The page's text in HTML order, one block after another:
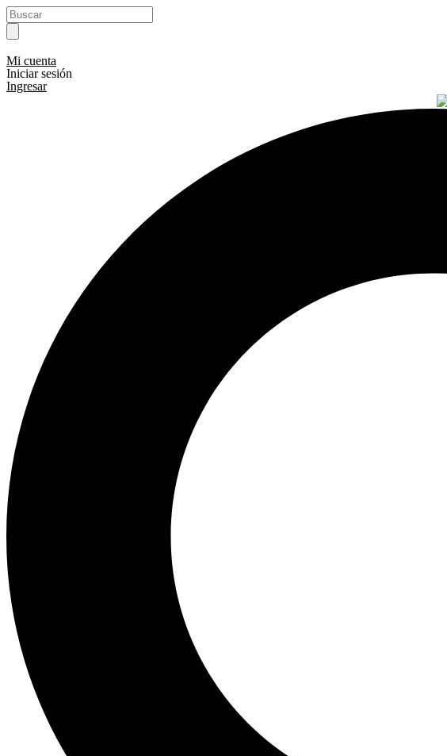
Ir
al
contenido
Search
...
Mi cuenta
Iniciar sesión
Ingresar